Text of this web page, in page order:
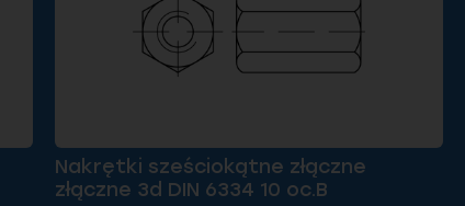
Nakrętki sześciokątne złączne
złączne 3d DIN 6334 10 oc.B